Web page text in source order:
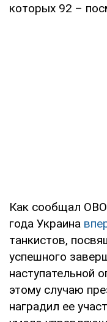
которых 92 –
Как сообщал
года Украина
танкистов,
успешного
наступательной
этому случаю
наградил ее